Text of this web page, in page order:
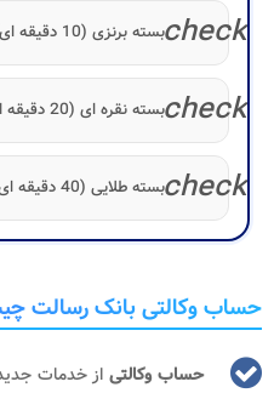
checkبسته برنزی (10 دقیقه ای) حساب وکالتی بانک رسالت
checkبسته نقره ای (20 دقیقه ای) حساب وکالتی بانک رسالت
checkبسته طلایی (40 دقیقه ای) حساب وکالتی بانک رسالت
حساب وکالتی بانک رسالت
حساب وکالتیاز خدمات جدید